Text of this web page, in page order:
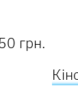
грн.